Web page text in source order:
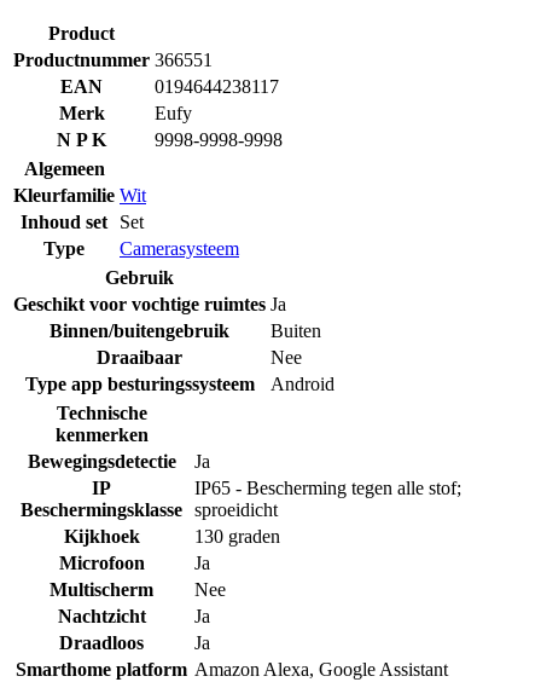
Product
Productnummer 366551
EAN
0194644238117
Merk
Eufy
N P K
9998-9998-9998
Algemeen
Kleurfamilie Wit
Inhoud set
Set
Type
Camerasysteem
Gebruik
Geschikt voor vochtige ruimtes Ja
Binnen/buitengebruik
Buiten
Draaibaar
Nee
Type app besturingssysteem
Android
Technische
kenmerken
Bewegingsdetectie
Ja
IP
Beschermingsklasse
IP65 - Bescherming tegen alle stof;
sproeidicht
Kijkhoek
130 graden
Microfoon
Ja
Multischerm
Nee
Nachtzicht
Ja
Draadloos
Ja
Smarthome platform Amazon Alexa, Google Assistant